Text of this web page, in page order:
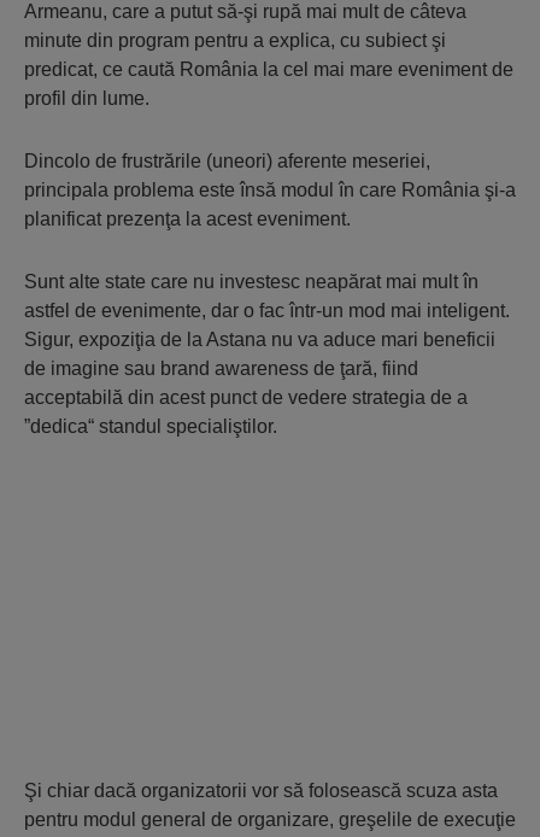
Armeanu, care a putut să-şi rupă mai mult de câteva
minute din program pentru a explica, cu subiect şi
predicat, ce caută România la cel mai mare eveniment de
profil din lume.
Dincolo de frustrările (uneori) aferente meseriei,
principala problema este însă modul în care România şi-a
planificat prezenţa la acest eveniment.
Sunt alte state care nu investesc neapărat mai mult în
astfel de evenimente, dar o fac într-un mod mai inteligent.
Sigur, expoziţia de la Astana nu va aduce mari beneficii
de imagine sau brand awareness de ţară, fiind
acceptabilă din acest punct de vedere strategia de a
”dedica“ standul specialiştilor.
Şi chiar dacă organizatorii vor să folosească scuza asta
pentru modul general de organizare, greşelile de execuţie